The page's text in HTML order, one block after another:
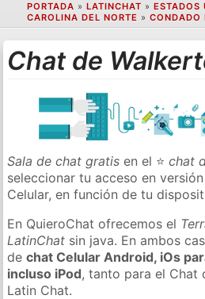
PORTADA » LATINCHAT » ESTADOS
CAROLINA DEL NORTE » CONDADO
Chat de
Sala de chat gratis en el ⭐chat
seleccionar tu acceso en
Celular, en función de tu
En QuieroChat ofrecemos el
LatinChat sin java. En ambos
dechat Celular Android, iOs
incluso iPod, tanto para el Chat
Latin Chat.